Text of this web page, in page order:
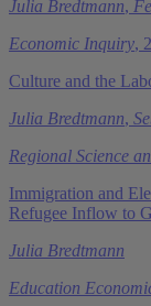
Julia Bredtmann,
Economic Inquiry,
Culture and the
Julia Bredtmann,
Regional Science
Immigration and
Refugee Inflow to
Julia Bredtmann
Education